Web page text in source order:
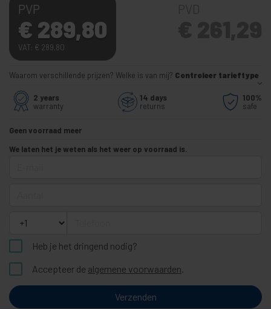
PVP
€ 289,80
VAT: € 289,80
Waarom verschillende prijzen? Welke is van mij? Controleer tarieftype
2 years
warranty
14 days
returns
100%
safe
Geen voorraad meer
We laten het je weten als het weer op voorraad is.
Heb je het dringend nodig?
Accepteer de algemene voorwaarden.
Verzenden